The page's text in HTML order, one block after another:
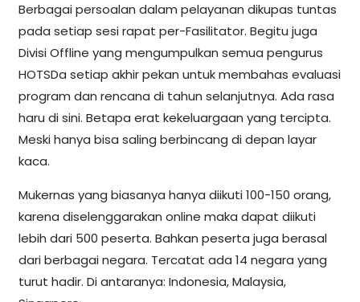
Berbagai persoalan dalam pelayanan dikupas tuntas
pada setiap sesi rapat per-Fasilitator. Begitu juga
Divisi Offline yang mengumpulkan semua pengurus
HOTSDa setiap akhir pekan untuk membahas evaluasi
program dan rencana di tahun selanjutnya. Ada rasa
haru di sini. Betapa erat kekeluargaan yang tercipta.
Meski hanya bisa saling berbincang di depan layar
kaca.
Mukernas yang biasanya hanya diikuti 100-150 orang,
karena diselenggarakan online maka dapat diikuti
lebih dari 500 peserta. Bahkan peserta juga berasal
dari berbagai negara. Tercatat ada 14 negara yang
turut hadir. Di antaranya: Indonesia, Malaysia,